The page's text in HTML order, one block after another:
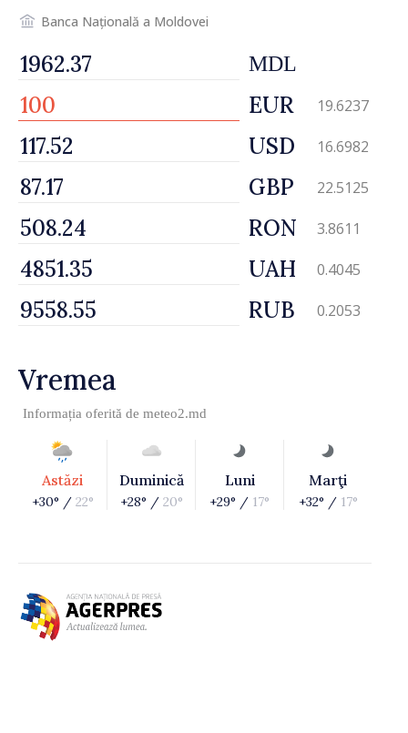
Banca Națională a Moldovei
MDL
EUR 19.6237
USD 16.6982
GBP 22.5125
RON 3.8611
UAH 0.4045
RUB 0.2053
Vremea
Informația oferită de meteo2.md
Astăzi
+30° / 22°
Duminică
+28° / 20°
Luni
+29° / 17°
Marţi
+32° / 17°